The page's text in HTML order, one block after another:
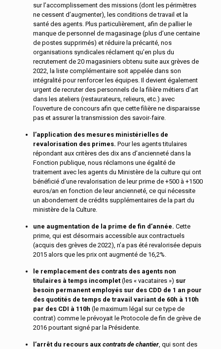
sur l’accomplissement des missions (dont les périmètres
ne cessent d’augmenter), les conditions de travail et la
santé des agents. Plus particulièrement, afin de pallier le
manque de personnel de magasinage (plus d’une centaine
de postes supprimés) et réduire la précarité, nos
organisations syndicales réclament qu’en plus du
recrutement de 20 magasiniers obtenu suite aux grèves de
2022, la liste complémentaire soit appelée dans son
intégralité pour renforcer les équipes. Il devient également
urgent de recruter des personnels de la filière métiers d’art
dans les ateliers (restaurateurs, relieurs, etc.) avec
l’ouverture de concours afin que cette filière ne disparaisse
pas et assurer la transmission des savoir-faire.
l’application des mesures ministérielles de
revalorisation des primes. Pour les agents titulaires
répondant aux critères des dix ans d’ancienneté dans la
Fonction publique, nous réclamons une égalité de
traitement avec les agents du Ministère de la culture qui ont
bénéficié d’une revalorisation de leur prime de +500 à +1500
euros/an en fonction de leur ancienneté, ce qui nécessite
un abondement de crédits supplémentaires de la part du
ministère de la Culture.
une augmentation de la prime de fin d’année. Cette
prime, qui est désormais accessible aux contractuels
(acquis des grèves de 2022), n’a pas été revalorisée depuis
2015 alors que les prix ont augmenté de 16,2%.
le remplacement des contrats des agents non
titulaires à temps incomplet(les « vacataires ») sur
besoin permanent employés sur des CDD de 1 an pour
des quotités de temps de travail variant de 60h à 110h
par des CDI à 110h (le maximum légal sur ce type de
contrat) comme le prévoyait le Protocole de fin de grève de
2016 pourtant signé par la Présidente.
l’arrêt du recours aux contrats de chantier, qui sont des